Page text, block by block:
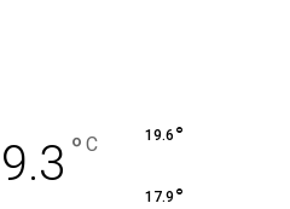
° C 19.6 °
17.9 °